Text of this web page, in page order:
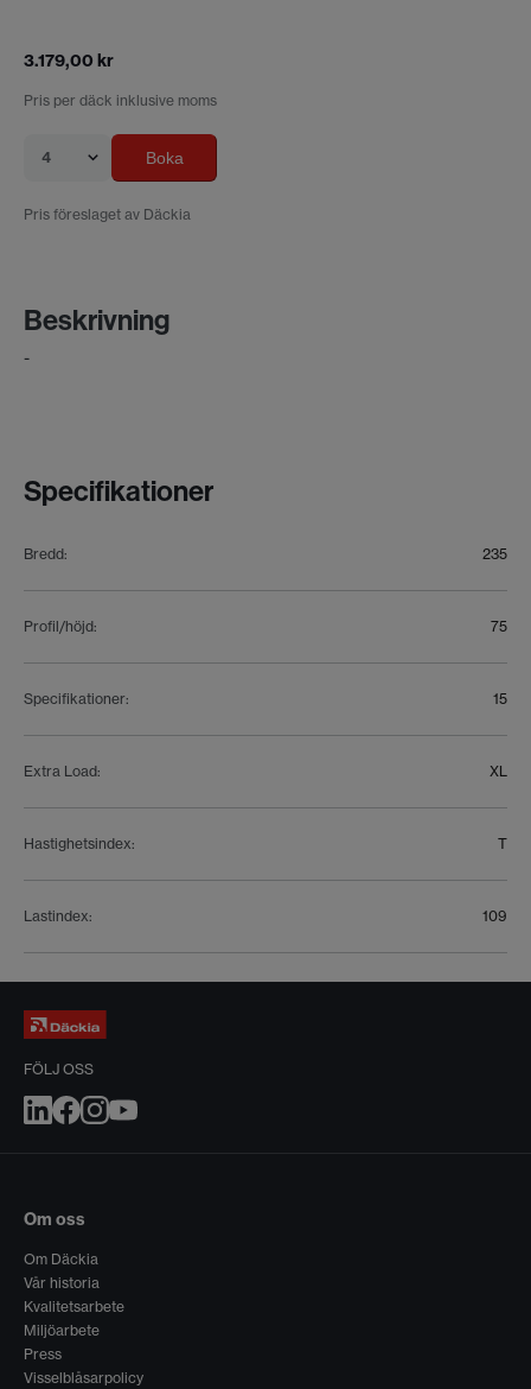
3.179,00 kr
Pris per däck inklusive moms
4 Boka
Pris föreslaget av Däckia
Beskrivning
-
Specifikationer
Bredd: 235
Profil/höjd: 75
Specifikationer: 15
Extra Load: XL
Hastighetsindex: T
Lastindex: 109
FÖLJ OSS
Om oss
Om Däckia
Vår historia
Kvalitetsarbete
Miljöarbete
Press
Visselblåsarpolicy